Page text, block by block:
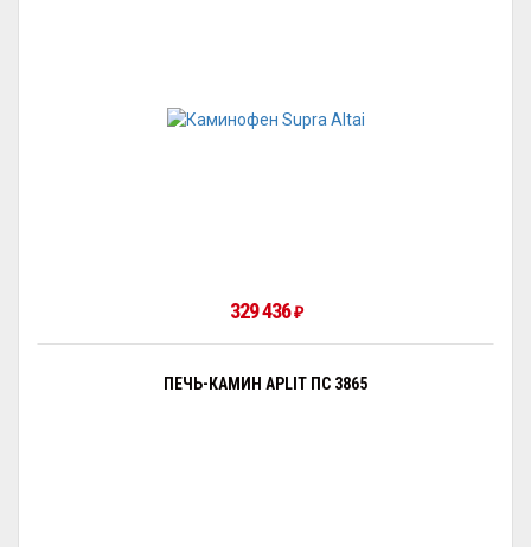
329 436₽
ПЕЧЬ-КАМИН APLIT ПС 3865